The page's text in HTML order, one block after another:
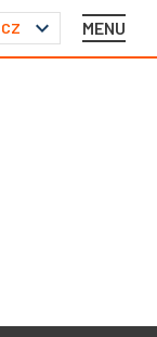
MENU
CZ